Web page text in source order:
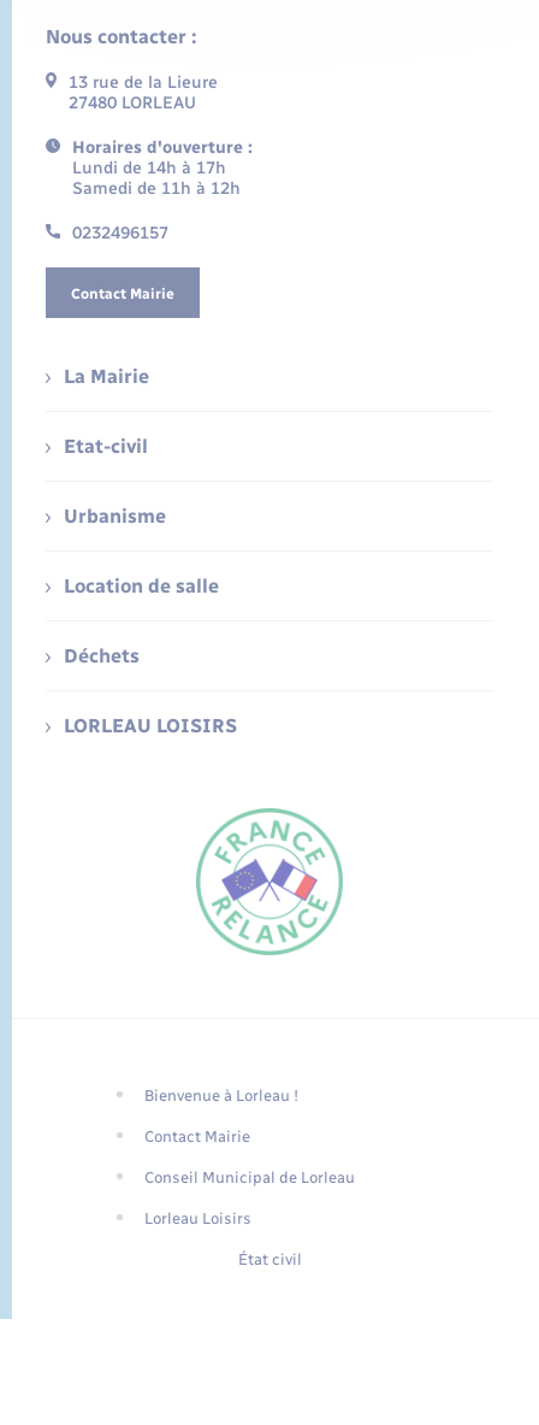
Traduction du
FR
Nous contacter :
13 rue de la Lieure
27480 LORLEAU
Horaires d'ouverture :
Lundi de 14h à 17h
Samedi de 11h à 12h
0232496157
Contact Mairie
La Mairie
Etat-civil
Urbanisme
Location de salle
Déchets
LORLEAU LOISIRS
Bienvenue à Lorleau !
Contact Mairie
Conseil Municipal de Lorleau
Lorleau Loisirs
État civil